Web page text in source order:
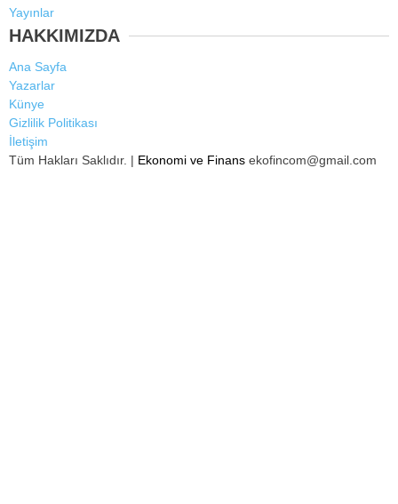
Yayınlar
HAKKIMIZDA
Ana Sayfa
Yazarlar
Künye
Gizlilik Politikası
İletişim
Tüm Hakları Saklıdır. | Ekonomi ve Finans ekofincom@gmail.com